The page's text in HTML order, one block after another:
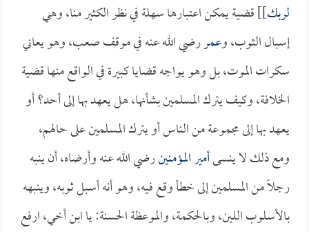
لربك]] قضية يمكن اعتبارها سهلة في نظر الكثير منا، وهي
إسبال الثوب، وعمررضي الله عنه في موقف صعب، وهو يعاني
سكرات الموت، بل وهو يواجه قضايا كبيرة في الواقع منها قضية
الخلافة، وكيف يترك المسلمين بشأنها، هل يعهد بها إلى أحد؟ أو
يعهد بها إلى مجموعة من الناس أو يترك المسلمين على حالهم،
ومع ذلك لا ينسىأمير المؤمنينرضي الله عنه وأرضاه، أن ينبه
رجلاً من المسلمين إلى خطأ وقع فيه، وهو أنه أسبل ثوبه، وينبهه
بالأسلوب اللين، وبالحكمة، والموعظة الحسنة: يا ابن أخي، ارفع